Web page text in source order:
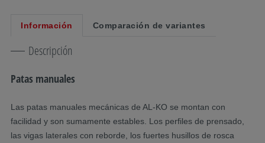
Información Comparación de variantes
Descripción
Patas manuales
Las patas manuales mecánicas de AL-KO se montan con
facilidad y son sumamente estables. Los perfiles de prensado,
las vigas laterales con reborde, los fuertes husillos de rosca